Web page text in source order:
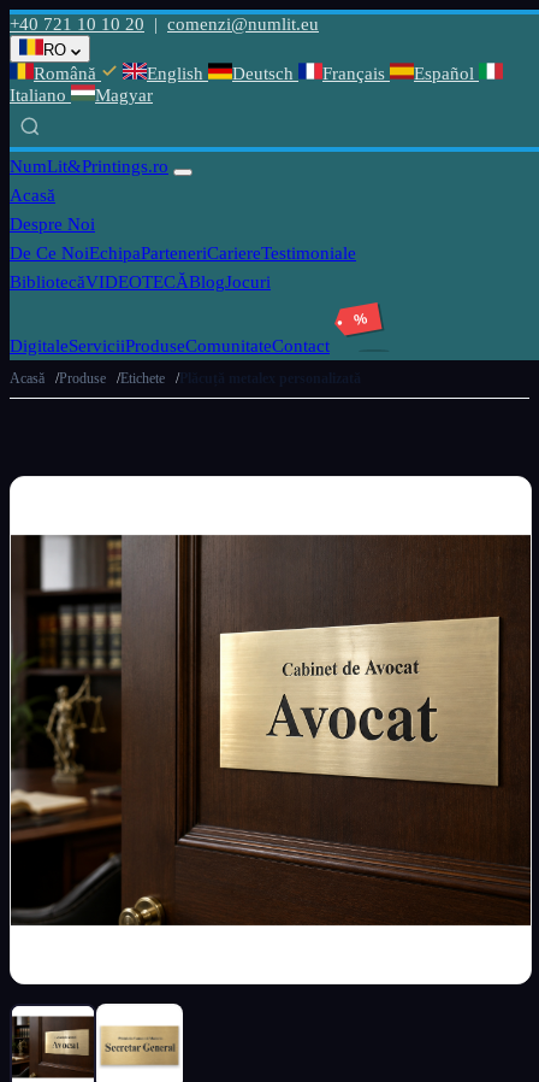
+40 721 10 10 20 | comenzi@numlit.eu
RO
Română English Deutsch Français
Español
Italiano
Magyar
NumLit&Printings.ro
Acasă
Despre Noi
De Ce NoiEchipaParteneriCariereTestimoniale
BibliotecăVIDEOTECĂBlogJocuri
DigitaleServiciiProduseComunitateContact
%
Acasă Produse Etichete Plăcuță metalex personalizată